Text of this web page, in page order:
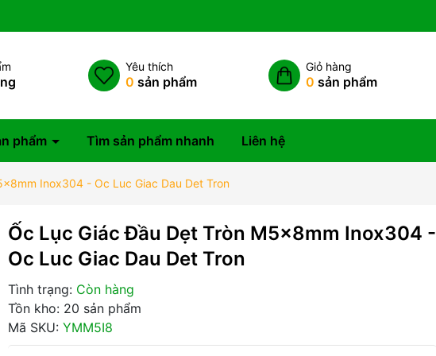
Yêu thích
0 sản phẩm
Giỏ hàng
0 sản phẩm
phẩm Tìm sản phẩm nhanh Liên hệ
Inox304 - Oc Luc Giac Dau Det Tron
Ốc Lục Giác Đầu Dẹt Tròn M5x8mm Inox304 -
Oc Luc Giac Dau Det Tron
Tình trạng: Còn hàng
Tồn kho: 20 sản phẩm
Mã SKU: YMM5I8